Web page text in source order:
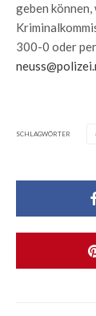
geben können,
300-0 oder
SCHLAGWÖRTER